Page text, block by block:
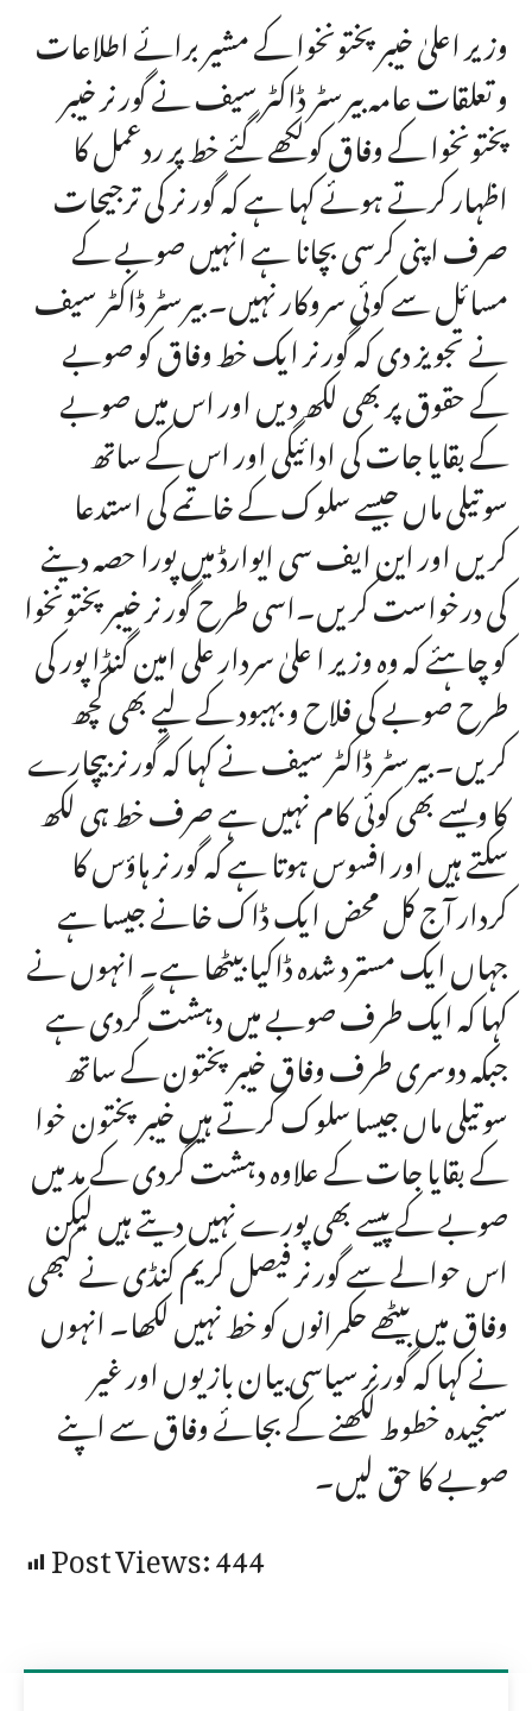
وزیر اعلیٰ خیبر پختونخوا کے مشیر برائے اطلاعات
و تعلقات عامہ بیرسٹر ڈاکٹر سیف نے گورنر خیبر
پختونخوا کے وفاق کو لکھے گئے خط پر ردعمل کا
اظہار کرتے ہوئے کہا ہے کہ گورنر کی ترجیحات
صرف اپنی کرسی بچانا ہے انہیں صوبے کے
مسائل سے کوئی سروکار نہیں۔ بیرسٹر ڈاکٹر سیف
نے تجویز دی کہ گورنر ایک خط وفاق کو صوبے
کے حقوق پر بھی لکھ دیں اور اس میں صوبے
کے بقایا جات کی ادائیگی اور اس کے ساتھ
سوتیلی ماں جیسے سلوک کے خاتمے کی استدعا
کریں اور این ایف سی ایوارڈ میں پورا حصہ دینے
کی درخواست کریں۔اسی طرح گورنر خیبر پختونخوا
کو چاہئے کہ وہ وزیر ا علیٰ سردار علی امین گنڈا پور کی
طرح صوبے کی فلاح و بہبود کے لیے بھی کچھ
کریں۔ بیرسٹر ڈاکٹر سیف نے کہا کہ گورنر بیچارے
کا ویسے بھی کوئی کام نہیں ہے صرف خط ہی لکھ
سکتے ہیں اور افسوس ہوتا ہے کہ گورنر ہاؤس کا
کردار آج کل محض ایک ڈاک خانے جیسا ہے
جہاں ایک مسترد شدہ ڈاکیا بیٹھا ہے۔ انہوں نے
کہا کہ ایک طرف صوبے میں دہشت گردی ہے
جبکہ دوسری طرف وفاق خیبر پختون کے ساتھ
سوتیلی ماں جیسا سلوک کرتے ہیں خیبر پختون خوا
کے بقایا جات کے علاوہ دہشت گردی کے مد میں
صوبے کے پیسے بھی پورے نہیں دیتے ہیں لیکن
اس حوالے سے گورنر فیصل کریم کنڈی نے کبھی
وفاق میں بیٹھے حکمرانوں کو خط نہیں لکھا۔ انہوں
نے کہا کہ گورنر سیاسی بیان بازیوں اور غیر
سنجیدہ خطوط لکھنے کے بجائے وفاق سے اپنے
صوبے کا حق لیں۔
Post Views:444